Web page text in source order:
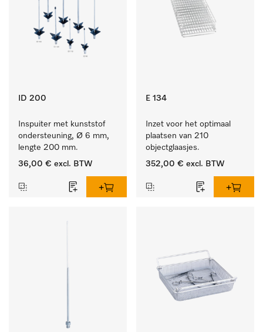
ID 200
Inspuiter met kunststof
ondersteuning, Ø 6 mm,
lengte 200 mm.
36,00 € excl. BTW
E 134
Inzet voor het optimaal
plaatsen van 210
objectglaasjes.
352,00 € excl. BTW